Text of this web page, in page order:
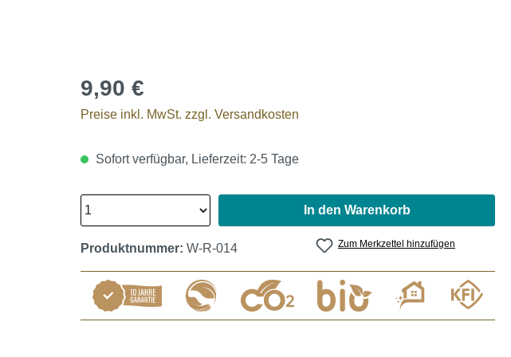
9,90 €
Preise inkl. MwSt. zzgl. Versandkosten
Sofort verfügbar, Lieferzeit: 2-5 Tage
In den Warenkorb
Zum Merkzettel hinzufügen
Produktnummer: W-R-014